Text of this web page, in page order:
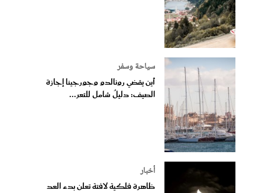
سياحة وسفر
أين يقضي رونالدو وجورجينا إجازة
الصيف: دليلٌ شامل للتعر...
أخبار
ظاهرة فلكية لافتة تعلن بدء العد